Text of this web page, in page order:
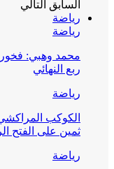
السابق التالي
رياضة
رياضة
محمد وهبي:
ربع النهائي
رياضة
الكوكب
ثمين على الفتح
رياضة